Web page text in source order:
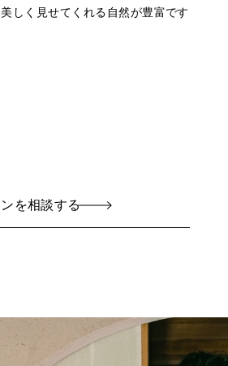
しく見せてくれる自然が豊富です
を相談する